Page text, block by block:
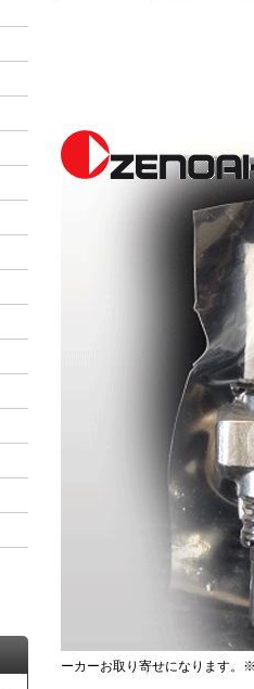
ーカーお取り寄せになります。